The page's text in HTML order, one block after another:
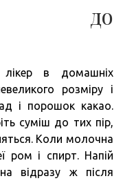
до
в домашніх
розміру і
і порошок какао.
суміш до тих пір,
Коли молочна
ром і спирт. Напій
відразу ж після